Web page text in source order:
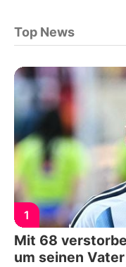
Top News
1
Mit 68
um seinen Vater